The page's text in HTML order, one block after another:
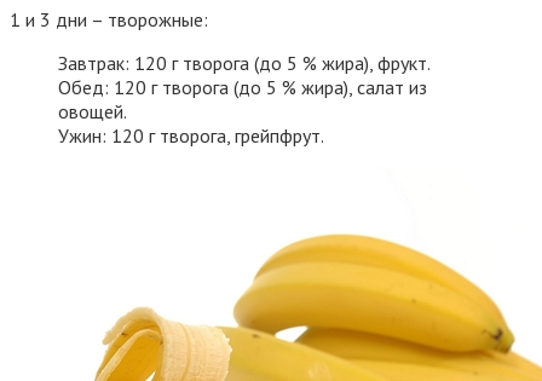
1 и 3 дни – творожные:
Завтрак: 120 г творога (до 5 % жира), фрукт.
Обед: 120 г творога (до 5 % жира), салат из
овощей.
Ужин: 120 г творога, грейпфрут.